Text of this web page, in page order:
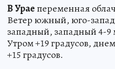
В Ураепеременная
Ветер южный, юго-
западный, западный 4-9
Утром +19 градусов,
+15 градусов.